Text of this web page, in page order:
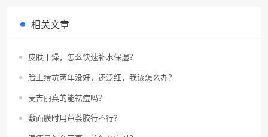
相关文章
皮肤干燥，怎么快速补水保湿？
脸上痘坑两年没好，还泛红，我该怎么办？
麦吉丽真的能祛痘吗？
敷面膜时用芦荟胶行不行？